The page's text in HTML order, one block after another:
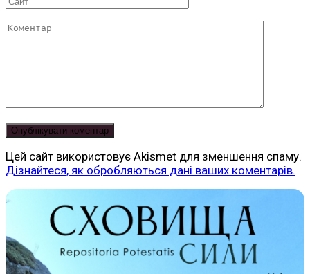
Коментар
Цей сайт використовує Akismet для зменшення спаму.
Дізнайтеся, як обробляються дані ваших коментарів.